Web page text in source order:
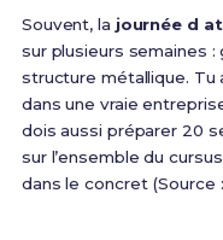
Souvent, la journée d
sur plusieurs semaines
structure métallique. Tu
dans une vraie
dois aussi préparer 20
sur l’ensemble du
dans le concret (Source :